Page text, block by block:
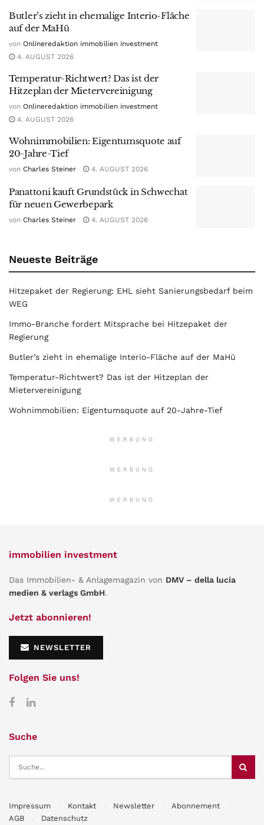
Butler’s zieht in ehemalige Interio-Fläche
auf der MaHü
von Onlineredaktion immobilien investment
4. AUGUST 2026
Temperatur-Richtwert? Das ist der
Hitzeplan der Mietervereinigung
von Onlineredaktion immobilien investment
4. AUGUST 2026
Wohnimmobilien: Eigentumsquote auf
20-Jahre-Tief
von Charles Steiner 4. AUGUST 2026
Panattoni kauft Grundstück in Schwechat
für neuen Gewerbepark
von Charles Steiner 4. AUGUST 2026
Neueste Beiträge
Hitzepaket der Regierung: EHL sieht Sanierungsbedarf beim
WEG
Immo-Branche fordert Mitsprache bei Hitzepaket der
Regierung
Butler’s zieht in ehemalige Interio-Fläche auf der MaHü
Temperatur-Richtwert? Das ist der Hitzeplan der
Mietervereinigung
Wohnimmobilien: Eigentumsquote auf 20-Jahre-Tief
WERBUNG
WERBUNG
WERBUNG
immobilien investment
Das Immobilien- & Anlagemagazin von DMV – della lucia
medien & verlags GmbH.
Jetzt abonnieren!
NEWSLETTER
Folgen Sie uns!
Suche
Impressum Kontakt Newsletter
Abonnement
AGB
Datenschutz